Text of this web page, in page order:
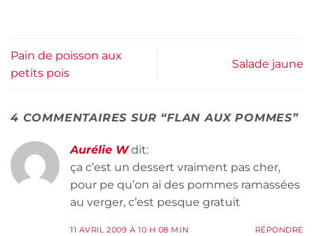
Pain de poisson aux
petits pois
Salade jaune
4 COMMENTAIRES SUR “FLAN AUX POMMES”
Aurélie W dit:
ça c’est un dessert vraiment pas cher,
pour pe qu’on ai des pommes ramassées
au verger, c’est pesque gratuit
11 AVRIL 2009 À 10 H 08 MIN RÉPONDRE